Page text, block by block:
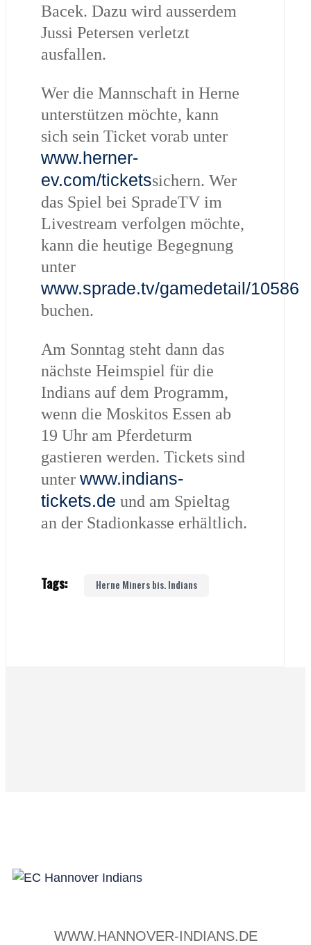
Bacek. Dazu wird ausserdem
Jussi Petersen verletzt
ausfallen.
Wer die Mannschaft in Herne
unterstützen möchte, kann
sich sein Ticket vorab unter
www.herner-
ev.com/ticketssichern. Wer
das Spiel bei SpradeTV im
Livestream verfolgen möchte,
kann die heutige Begegnung
unter
www.sprade.tv/gamedetail/10586
buchen.
Am Sonntag steht dann das
nächste Heimspiel für die
Indians auf dem Programm,
wenn die Moskitos Essen ab
19 Uhr am Pferdeturm
gastieren werden. Tickets sind
unter www.indians-
tickets.de und am Spieltag
an der Stadionkasse erhältlich.
Tags: Herne Miners bis. Indians
WWW.HANNOVER-INDIANS.DE